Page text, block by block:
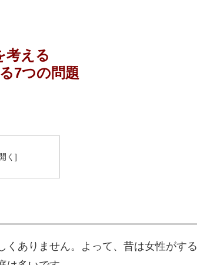
考える
7つの問題
ありません。よって、昔は女性がする